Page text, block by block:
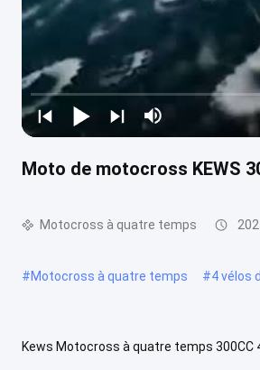
Moto de motocross KEWS
Motocross à quatre temps
#Motocross à quatre temps #4 vélos
Kews Motocross à quatre temps